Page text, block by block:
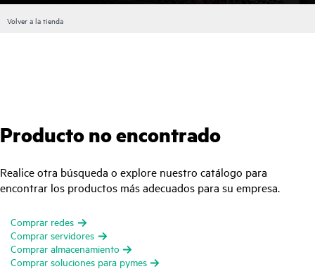
Volver a la tienda
Producto no encontrado
Realice otra búsqueda o explore nuestro catálogo para
encontrar los productos más adecuados para su empresa.
Comprar redes
Comprar servidores
Comprar almacenamiento
Comprar soluciones para pymes